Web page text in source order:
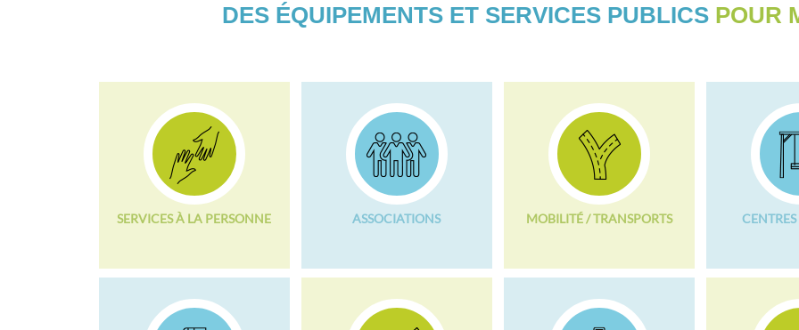
DES ÉQUIPEMENTS ET SERVICES PUBLICSPOUR
SERVICES À LA PERSONNE ASSOCIATIONS MOBILITÉ / TRANSPORTS